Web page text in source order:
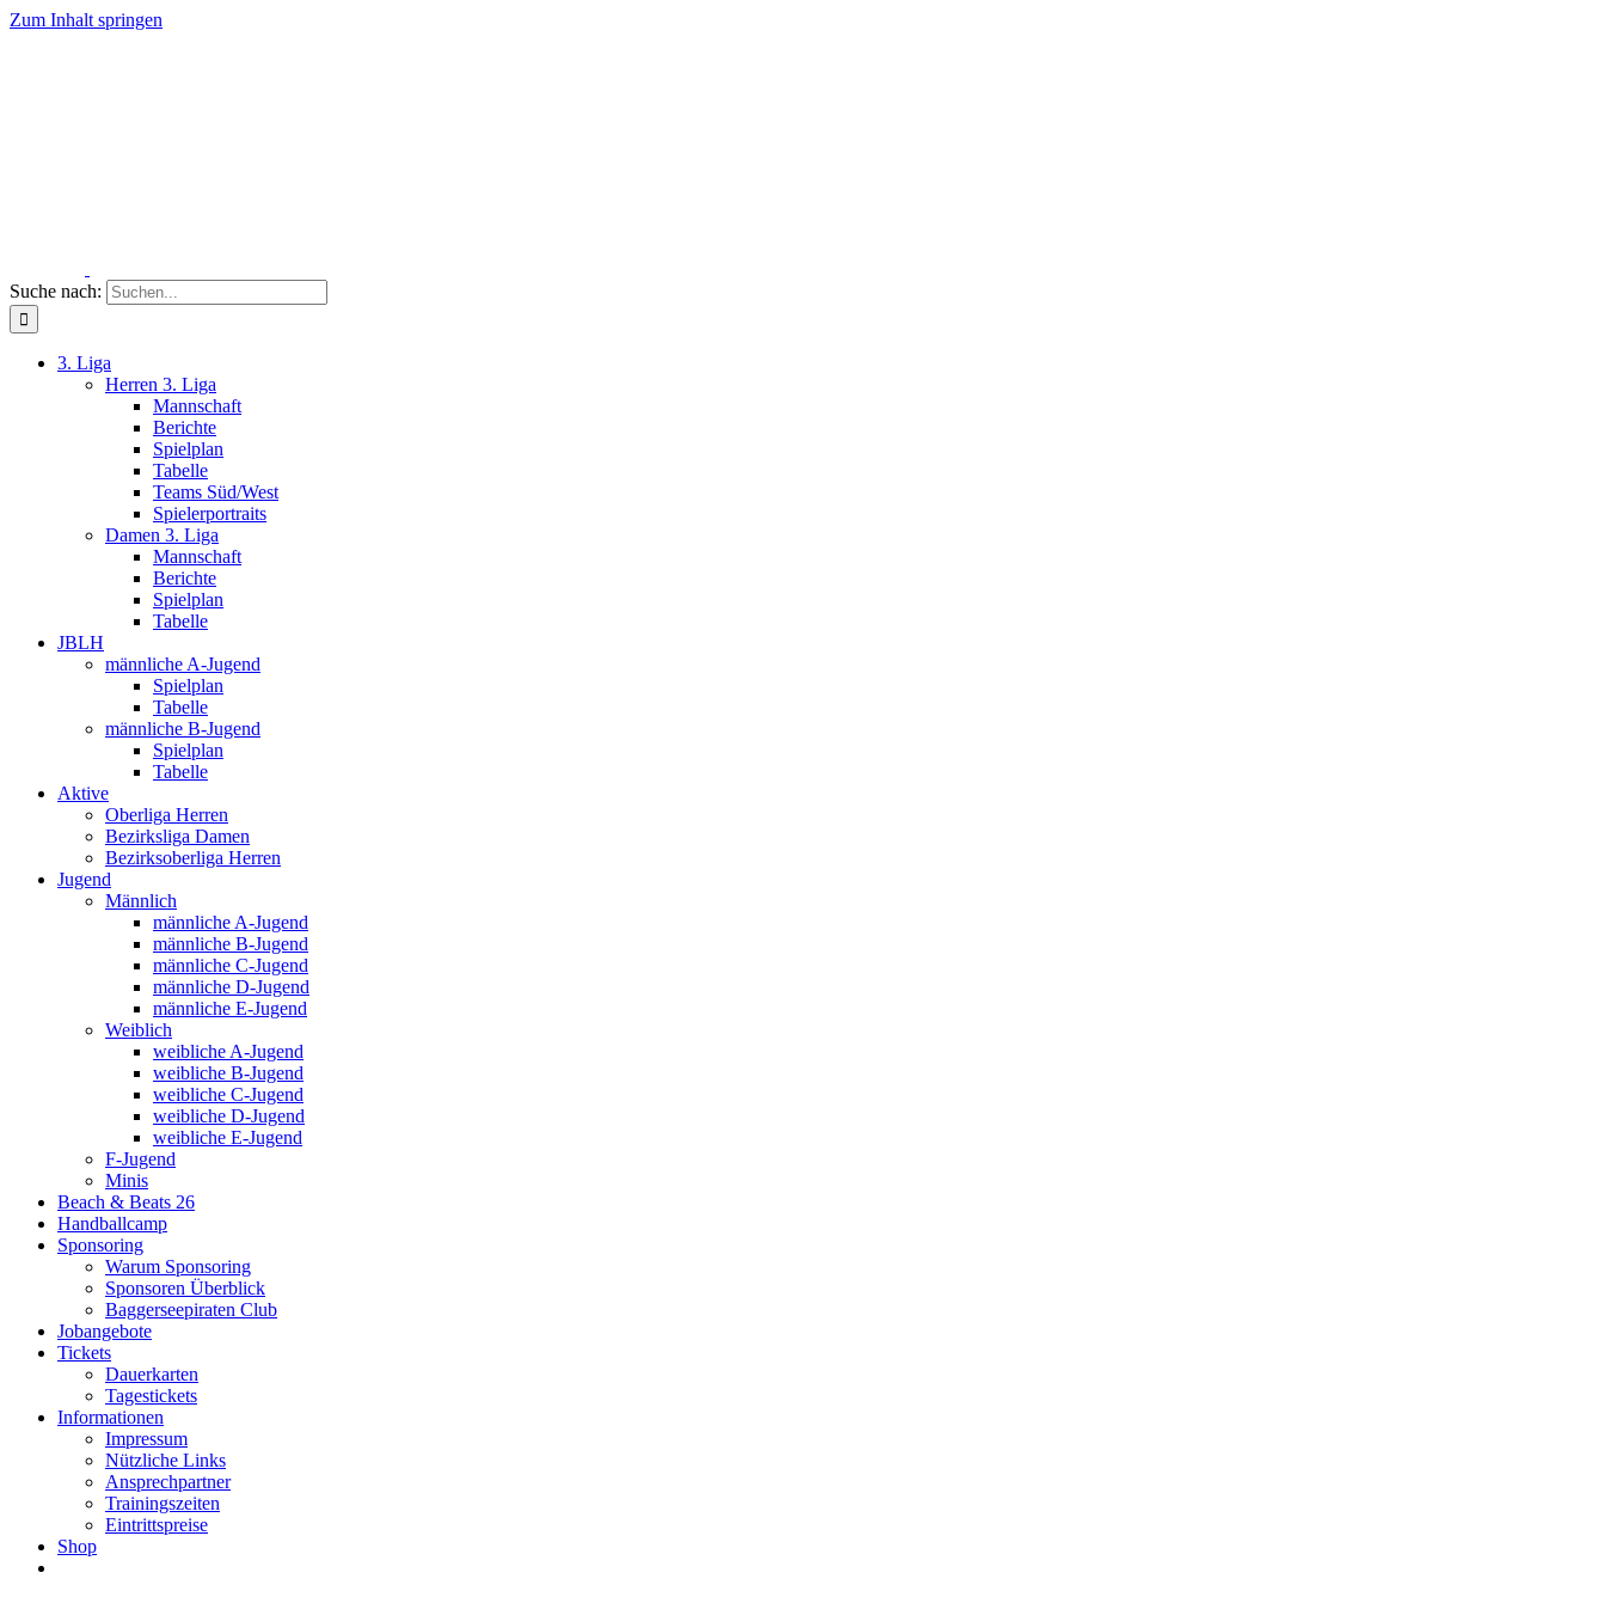
Zum Inhalt springen
Suche nach:
3. Liga
Herren 3. Liga
Mannschaft
Berichte
Spielplan
Tabelle
Teams Süd/West
Spielerportraits
Damen 3. Liga
Mannschaft
Berichte
Spielplan
Tabelle
JBLH
männliche A-Jugend
Spielplan
Tabelle
männliche B-Jugend
Spielplan
Tabelle
Aktive
Oberliga Herren
Bezirksliga Damen
Bezirksoberliga Herren
Jugend
Männlich
männliche A-Jugend
männliche B-Jugend
männliche C-Jugend
männliche D-Jugend
männliche E-Jugend
Weiblich
weibliche A-Jugend
weibliche B-Jugend
weibliche C-Jugend
weibliche D-Jugend
weibliche E-Jugend
F-Jugend
Minis
Beach & Beats 26
Handballcamp
Sponsoring
Warum Sponsoring
Sponsoren Überblick
Baggerseepiraten Club
Jobangebote
Tickets
Dauerkarten
Tagestickets
Informationen
Impressum
Nützliche Links
Ansprechpartner
Trainingszeiten
Eintrittspreise
Shop